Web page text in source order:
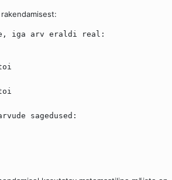
iga arv eraldi real:
sagedused: